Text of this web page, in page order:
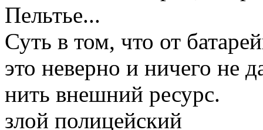
Пельтье...
Суть в том, что от
это неверно и ничего не
нить внешний ресурс.
злой полицейский